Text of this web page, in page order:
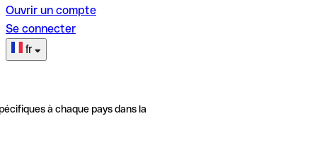
Ouvrir un compte
Se connecter
fr
à chaque pays dans la